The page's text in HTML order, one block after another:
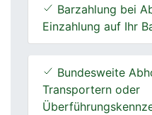
Barzahlung bei
Einzahlung auf Ihr
Bundesweite
Transportern oder